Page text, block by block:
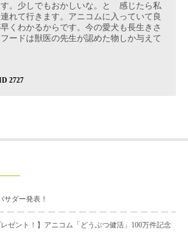
す。少しでもおかしいな。と 感じたら私
れて行きます。アニコムに入っていて良
くわかるからです。今の愛犬も長生きさ
ードは獣医の先生が認めた物しか与えて
2727
サダー発表！
レゼント！】アニコム「どうぶつ健活」100万件記念